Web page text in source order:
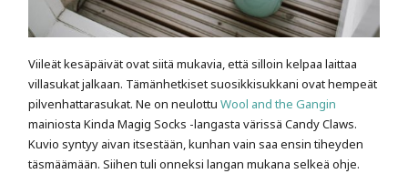
Viileät kesäpäivät ovat siitä mukavia, että silloin kelpaa laittaa
villasukat jalkaan. Tämänhetkiset suosikkisukkani ovat hempeät
pilvenhattarasukat. Ne on neulottuWool and the Gangin
mainiosta Kinda Magig Socks -langasta värissä Candy Claws.
Kuvio syntyy aivan itsestään, kunhan vain saa ensin tiheyden
täsmäämään. Siihen tuli onneksi langan mukana selkeä ohje.